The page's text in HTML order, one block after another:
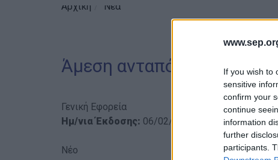
If you wish to
sensitive
confirm your
continue
information
further
participants.
Αρχική Νέα
Άμεση ανταπόκριση για
Γενική Εφορεία
Ημ/νια Έκδοσης: 06/02/2016
Νέο